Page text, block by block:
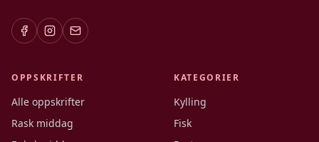
OPPSKRIFTER
Alle oppskrifter
Rask middag
KATEGORIER
Kylling
Fisk